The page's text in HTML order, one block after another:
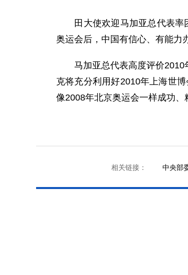
田大使欢迎马加亚总代表率团
奥运会后，中国有信心、有能力
马加亚总代表高度评价2010年
克将充分利用好2010年上海世
像2008年北京奥运会一样成功、
相关链接： 中央部